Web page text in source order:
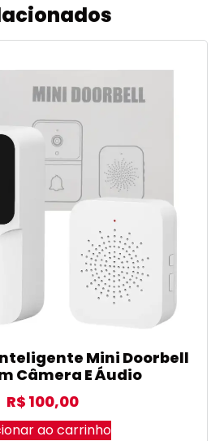
Mini Doorbell
Câmera E Áudio
R$ 100,00
ao carrinho